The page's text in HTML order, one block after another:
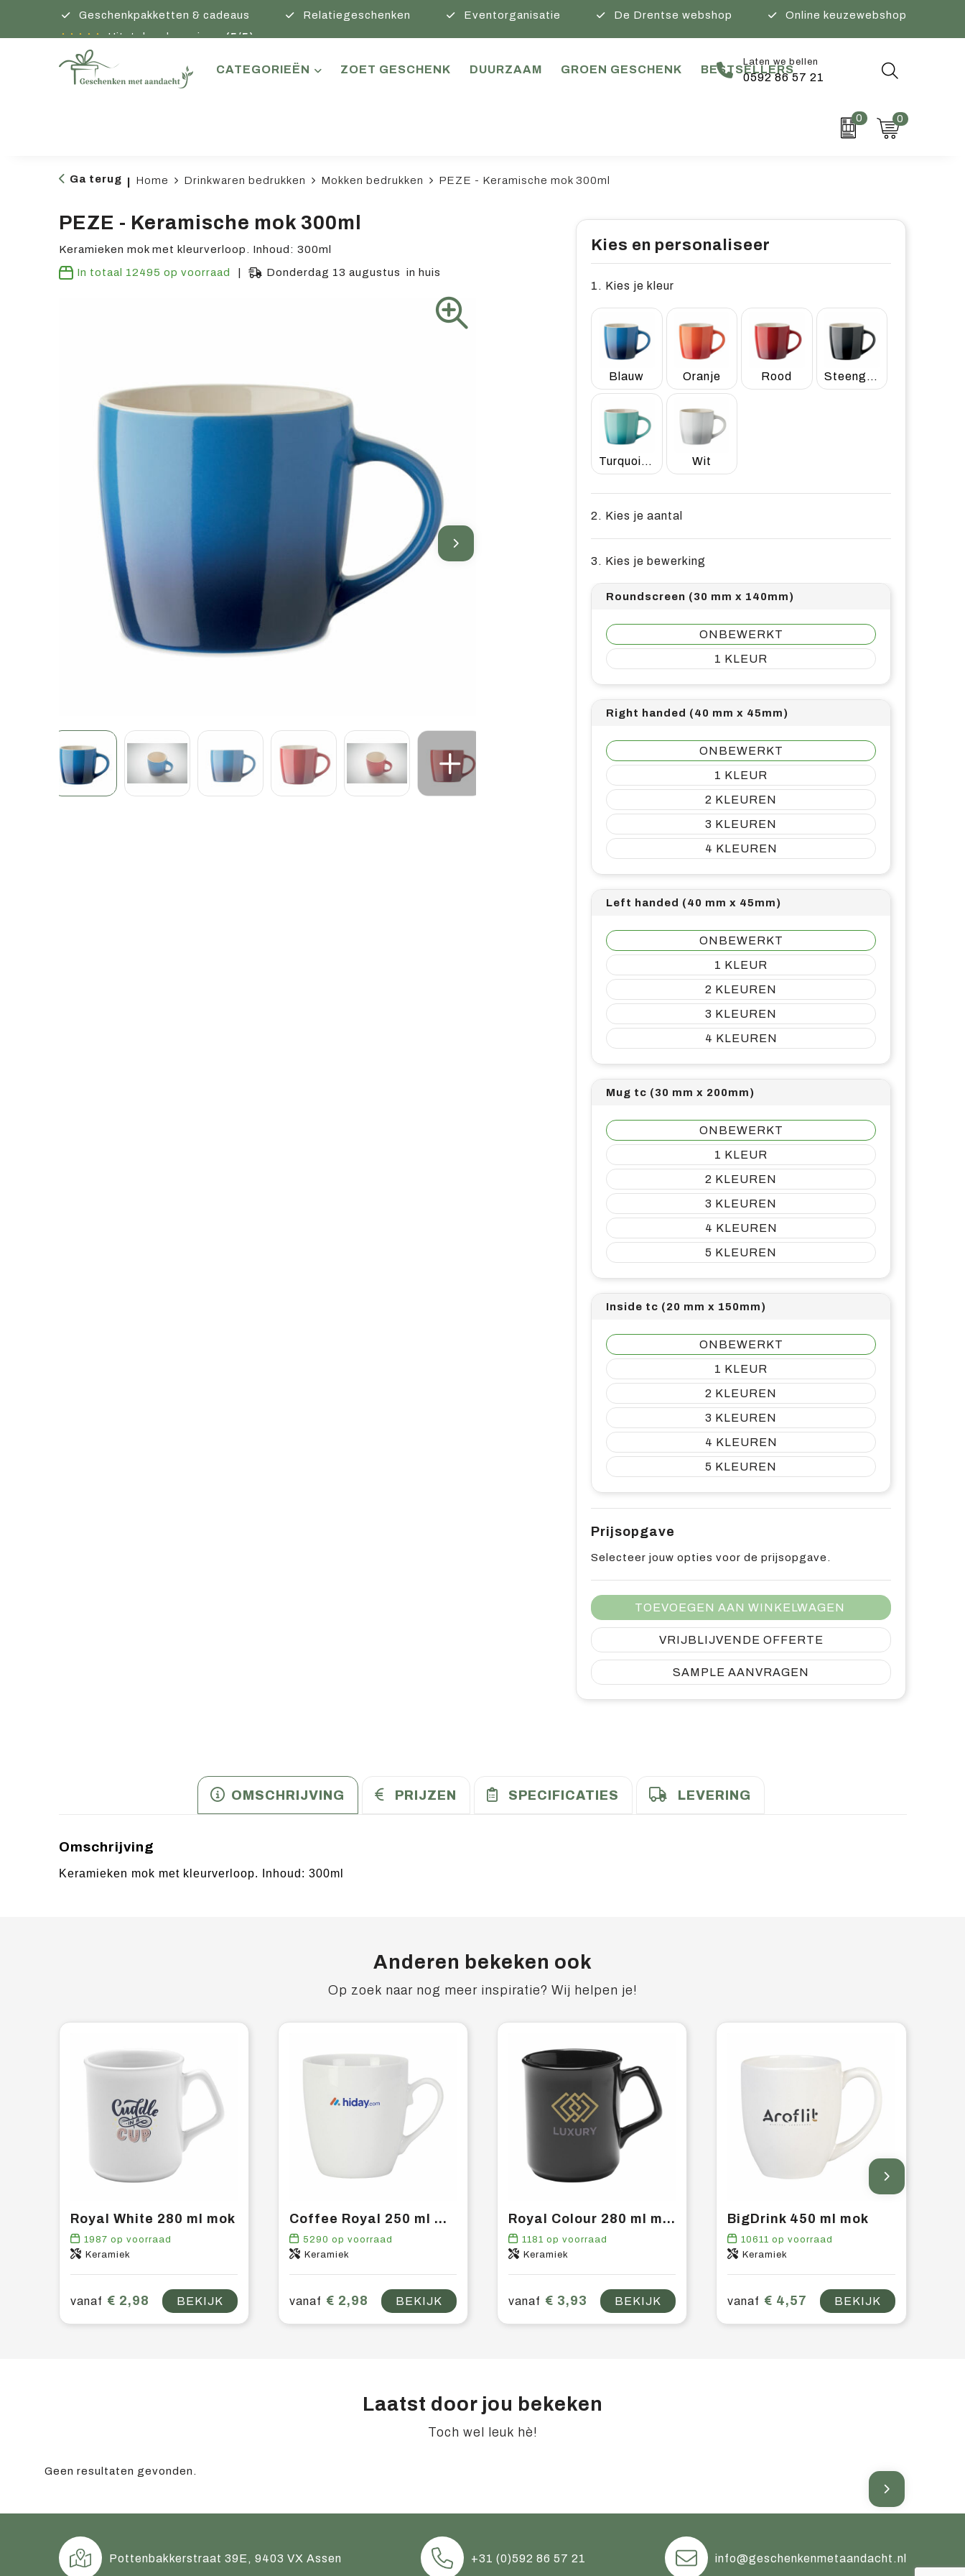
Geschenkpakketten & cadeaus Relatiegeschenken Eventorganisatie De Drentse webshop
Online keuzewebshop
Uitstekende reviews(5/5)
CATEGORIEËN ZOET GESCHENK DUURZAAM GROEN GESCHENK BESTSELLERS
Laten we bellen
0592 86 57 21
0 0
Ga terug Home Drinkwaren bedrukken Mokken bedrukken PEZE - Keramische mok 300ml
PEZE - Keramische mok 300ml
Keramieken mok met kleurverloop. Inhoud: 300ml
In totaal 12495 op voorraad Donderdag 13 augustus in huis
Kies en personaliseer
1. Kies je kleur
Blauw Oranje Rood Steengrijs
Turquoise Wit
2. Kies je aantal
3. Kies je bewerking
Roundscreen (30 mm x 140mm)
ONBEWERKT
1
Right handed (40 mm x 45mm)
ONBEWERKT
1
2
3
4
Left handed (40 mm x 45mm)
ONBEWERKT
1
2
3
4
Mug tc (30 mm x 200mm)
ONBEWERKT
1
2
3
4
5
Inside tc (20 mm x 150mm)
ONBEWERKT
1
2
3
4
5
Prijsopgave
Selecteer jouw opties voor de prijsopgave.
TOEVOEGEN AAN WINKELWAGEN
VRIJBLIJVENDE OFFERTE
SAMPLE AANVRAGEN
OMSCHRIJVING PRIJZEN SPECIFICATIES LEVERING
Omschrijving
Keramieken mok met kleurverloop. Inhoud: 300ml
Anderen bekeken ook
Op zoek naar nog meer inspiratie? Wij helpen je!
Royal White 280 ml mok
1987 op voorraad
Keramiek
vanaf € 2,98 BEKIJK
Coffee Royal 250 ml mok
5290 op voorraad
Keramiek
vanaf € 2,98 BEKIJK
Royal Colour 280 ml mok
1181 op voorraad
Keramiek
vanaf € 3,93 BEKIJK
BigDrink 450 ml mok
10611 op voorraad
Keramiek
vanaf € 4,57 BEKIJK
Laatst door jou bekeken
Toch wel leuk hè!
Geen resultaten gevonden.
Pottenbakkerstraat 39E, 9403 VX Assen +31 (0)592 86 57 21 info@geschenkenmetaandacht.nl